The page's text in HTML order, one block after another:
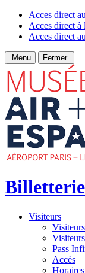
Acces direct
Acces direct à
Acces direct
Menu Fermer
Visiteurs
Pass
Accès
Horaires